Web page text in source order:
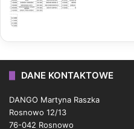
DANE KONTAKTOWE
DANGO Martyna Raszka
Rosnowo 12/13
76-042 Rosnowo